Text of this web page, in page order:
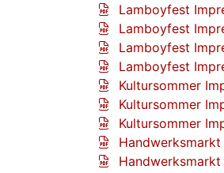
Lamboyfest
Lamboyfest
Lamboyfest
Lamboyfest
Kultursommer
Kultursommer
Kultursommer